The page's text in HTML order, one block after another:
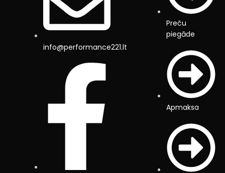
info@performance221.lt
Preču
piegāde
Apmaksa